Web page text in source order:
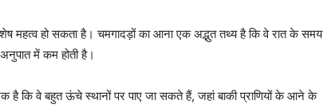
महत्व हो सकता है। चमगादड़ों का आना एक अद्भुत तथ्य है कि वे रात के समय
में कम होती है।
कि वे बहुत ऊंचे स्थानों पर पाए जा सकते हैं, जहां बाकी प्राणियों के आने के